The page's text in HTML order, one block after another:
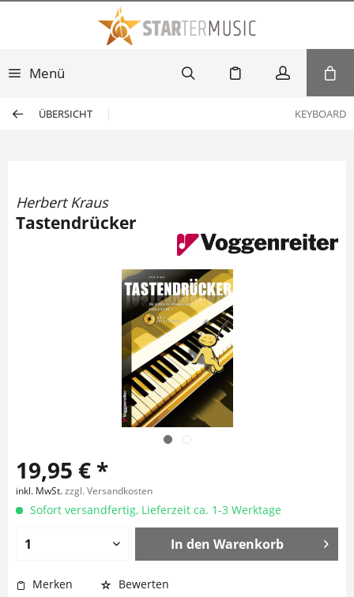
Menü
ÜBERSICHT KEYBOARD
Herbert Kraus
Tastendrücker
19,95 € *
inkl. MwSt.zzgl. Versandkosten
Sofort versandfertig, Lieferzeit ca. 1-3 Werktage
In den Warenkorb
Merken Bewerten